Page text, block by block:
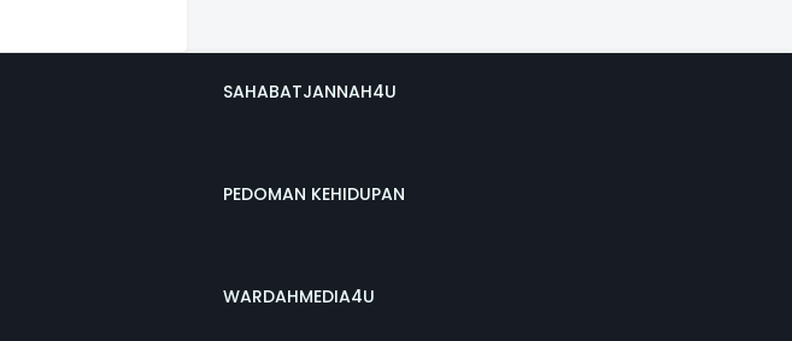
SAHABATJANNAH4U
PEDOMAN KEHIDUPAN
WARDAHMEDIA4U